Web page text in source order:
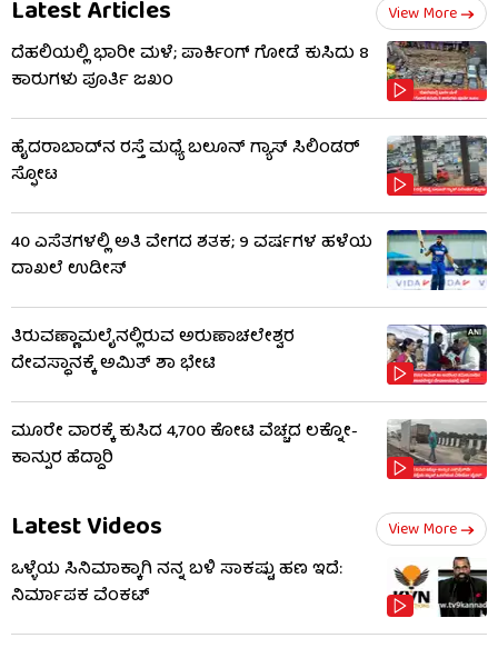
Latest Articles View More
ದೆಹಲಿಯಲ್ಲಿ ಭಾರೀ ಮಳೆ; ಪಾರ್ಕಿಂಗ್ ಗೋಡೆ ಕುಸಿದು 8
ಕಾರುಗಳು ಪೂರ್ತಿ ಜಖಂ
ಹೈದರಾಬಾದ್​ನ ರಸ್ತೆ ಮಧ್ಯೆ ಬಲೂನ್ ಗ್ಯಾಸ್ ಸಿಲಿಂಡರ್
ಸ್ಫೋಟ
40 ಎಸೆತಗಳಲ್ಲಿ ಅತಿ ವೇಗದ ಶತಕ; 9 ವರ್ಷಗಳ ಹಳೆಯ
ದಾಖಲೆ ಉಡೀಸ್
ತಿರುವಣ್ಣಾಮಲೈನಲ್ಲಿರುವ ಅರುಣಾಚಲೇಶ್ವರ
ದೇವಸ್ಥಾನಕ್ಕೆ ಅಮಿತ್ ಶಾ ಭೇಟಿ
ಮೂರೇ ವಾರಕ್ಕೆ ಕುಸಿದ 4,700 ಕೋಟಿ ವೆಚ್ಚದ ಲಕ್ನೋ-
ಕಾನ್ಪುರ ಹೆದ್ದಾರಿ
Latest Videos View More
ಒಳ್ಳೆಯ ಸಿನಿಮಾಕ್ಕಾಗಿ ನನ್ನ ಬಳಿ ಸಾಕಷ್ಟು ಹಣ ಇದೆ:
ನಿರ್ಮಾಪಕ ವೆಂಕಟ್